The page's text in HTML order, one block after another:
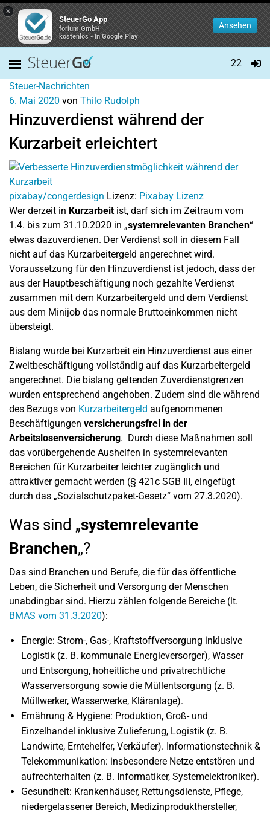
×
SteuerGo App
forium GmbH
kostenlos - In Google Play
Ansehen
22
Steuer-Nachrichten
6. Mai 2020 von Thilo Rudolph
Hinzuverdienst während der
Kurzarbeit erleichtert
pixabay/congerdesign Lizenz: Pixabay Lizenz
Wer derzeit in Kurzarbeitist, darf sich im Zeitraum vom
1.4. bis zum 31.10.2020 in „systemrelevanten Branchen“
etwas dazuverdienen. Der Verdienst soll in diesem Fall
nicht auf das Kurzarbeitergeld angerechnet wird.
Voraussetzung für den Hinzuverdienst ist jedoch, dass der
aus der Hauptbeschäftigung noch gezahlte Verdienst
zusammen mit dem Kurzarbeitergeld und dem Verdienst
aus dem Minijob das normale Bruttoeinkommen nicht
übersteigt.
Bislang wurde bei Kurzarbeit ein Hinzuverdienst aus einer
Zweitbeschäftigung vollständig auf das Kurzarbeitergeld
angerechnet. Die bislang geltenden Zuverdienstgrenzen
wurden entsprechend angehoben. Zudem sind die während
des Bezugs von Kurzarbeitergeld aufgenommenen
Beschäftigungen versicherungsfrei in der
Arbeitslosenversicherung. Durch diese Maßnahmen soll
das vorübergehende Aushelfen in systemrelevanten
Bereichen für Kurzarbeiter leichter zugänglich und
attraktiver gemacht werden (§ 421c SGB III, eingefügt
durch das „Sozialschutzpaket-Gesetz“ vom 27.3.2020).
Was sind „systemrelevante
Branchen„?
Das sind Branchen und Berufe, die für das öffentliche
Leben, die Sicherheit und Versorgung der Menschen
unabdingbar sind. Hierzu zählen folgende Bereiche (lt.
BMAS vom 31.3.2020):
Energie: Strom-, Gas-, Kraftstoffversorgung inklusive
Logistik (z. B. kommunale Energieversorger), Wasser
und Entsorgung, hoheitliche und privatrechtliche
Wasserversorgung sowie die Müllentsorgung (z. B.
Müllwerker, Wasserwerke, Kläranlage).
Ernährung & Hygiene: Produktion, Groß- und
Einzelhandel inklusive Zulieferung, Logistik (z. B.
Landwirte, Erntehelfer, Verkäufer). Informationstechnik &
Telekommunikation: insbesondere Netze entstören und
aufrechterhalten (z. B. Informatiker, Systemelektroniker).
Gesundheit: Krankenhäuser, Rettungsdienste, Pflege,
niedergelassener Bereich, Medizinprodukthersteller,